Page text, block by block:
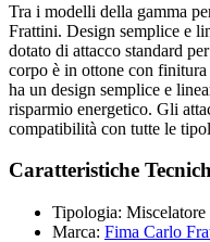
Tra i modelli della gamma
Frattini. Design semplice e
dotato di attacco standard
corpo è in ottone con
ha un design semplice e
risparmio energetico. Gli
compatibilità con tutte le
Caratteristiche
Tipologia:
Marca: Fima Carlo